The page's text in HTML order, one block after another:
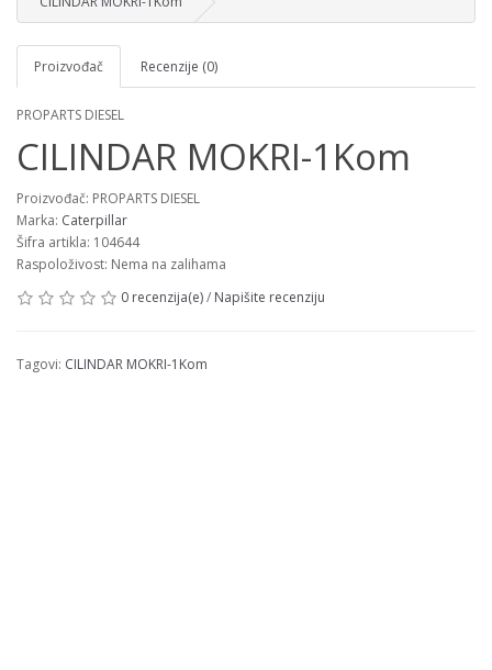
Proizvođač Recenzije (0)
PROPARTS DIESEL
CILINDAR MOKRI-1Kom
Proizvođač: PROPARTS DIESEL
Marka: Caterpillar
Šifra artikla: 104644
Raspoloživost: Nema na zalihama
0 recenzija(e)/ Napišite recenziju
Tagovi: CILINDAR MOKRI-1Kom